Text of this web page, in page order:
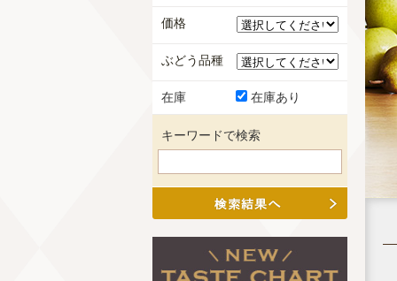
価格
ぶどう品種
在庫 在庫あり
キーワードで検索